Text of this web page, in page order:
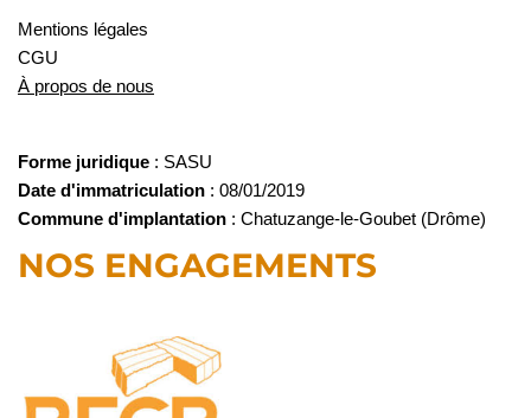
Mentions légales
CGU
À propos de nous
Forme juridique : SASU
Date d'immatriculation : 08/01/2019
Commune d'implantation : Chatuzange-le-Goubet (Drôme)
NOS ENGAGEMENTS